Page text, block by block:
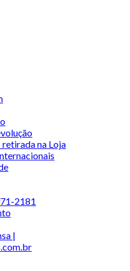
retirada na Loja
2181
|